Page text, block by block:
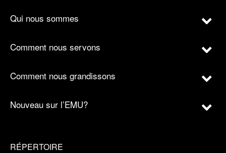
Qui nous sommes
Comment nous servons
Comment nous grandissons
Nouveau sur l’EMU?
RÉPERTOIRE